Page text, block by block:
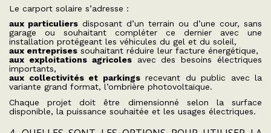
Le carport solaire s’adresse :
aux particuliers disposant d’un terrain ou d’une cour, sans
garage ou souhaitant compléter ce dernier avec une
installation protégeant les véhicules du gel et du soleil,
aux entreprises souhaitant réduire leur facture énergétique,
aux exploitations agricolesavec des besoins électriques
importants,
aux collectivités et parkingsrecevant du public avec la
variante grand format, l’ombrière photovoltaïque.
Chaque projet doit être dimensionné selon la surface
disponible, la puissance souhaitée et les usages électriques.